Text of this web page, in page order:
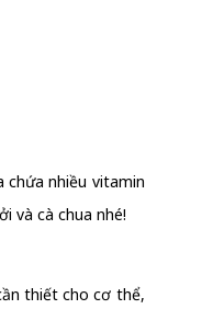
chứa nhiều vitamin
và cà chua nhé!
thiết cho cơ thể,